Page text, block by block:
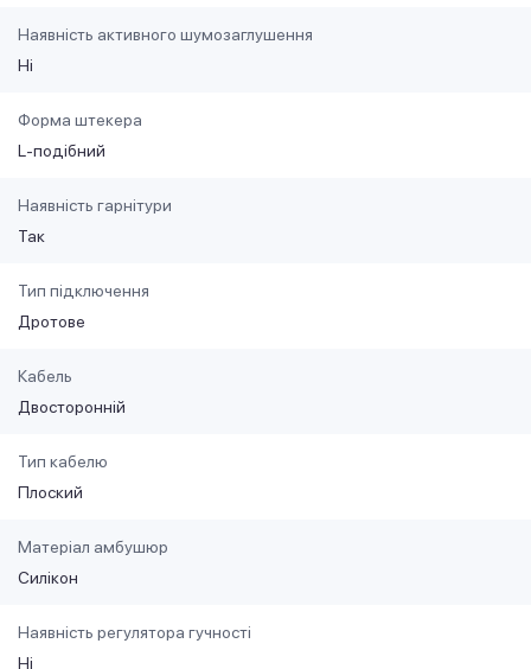
Наявність активного шумозаглушення
Ні
Форма штекера
L-подібний
Наявність гарнітури
Так
Тип підключення
Дротове
Кабель
Двосторонній
Тип кабелю
Плоский
Матеріал амбушюр
Силікон
Наявність регулятора гучності
Ні